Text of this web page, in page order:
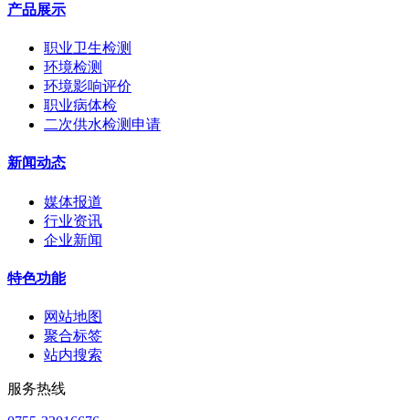
产品展示
职业卫生检测
环境检测
环境影响评价
职业病体检
二次供水检测申请
新闻动态
媒体报道
行业资讯
企业新闻
特色功能
网站地图
聚合标签
站内搜索
服务热线